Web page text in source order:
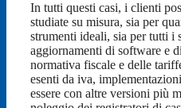
In tutti questi casi, i clienti
studiate su misura, sia per
strumenti ideali, sia per tutti i
aggiornamenti di software e
normativa fiscale e delle
esenti da iva,
essere con altre versioni più